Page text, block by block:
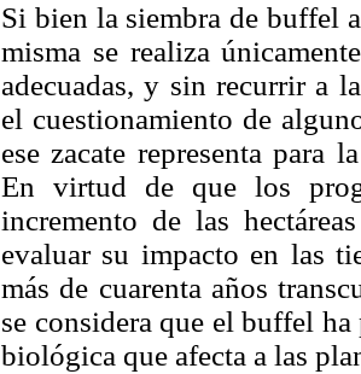
Si bien la siembra de buffel
misma se realiza
adecuadas, y sin recurrir a
el cuestionamiento de
ese zacate representa para
En virtud de que los
incremento de las
evaluar su impacto en las
más de cuarenta años
se considera que el buffel
biológica que afecta a las